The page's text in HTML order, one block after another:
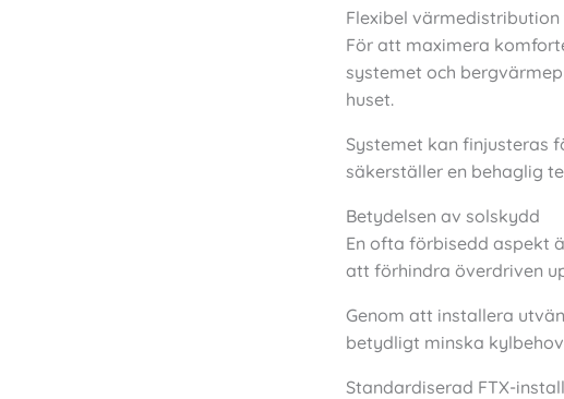
Flexibel
För att maximera
systemet och
huset.
Systemet kan finjusteras
säkerställer en behaglig
Betydelsen av solskydd
En ofta förbisedd aspekt
att förhindra överdriven
Genom att installera
betydligt minska
Standardiserad FTX-